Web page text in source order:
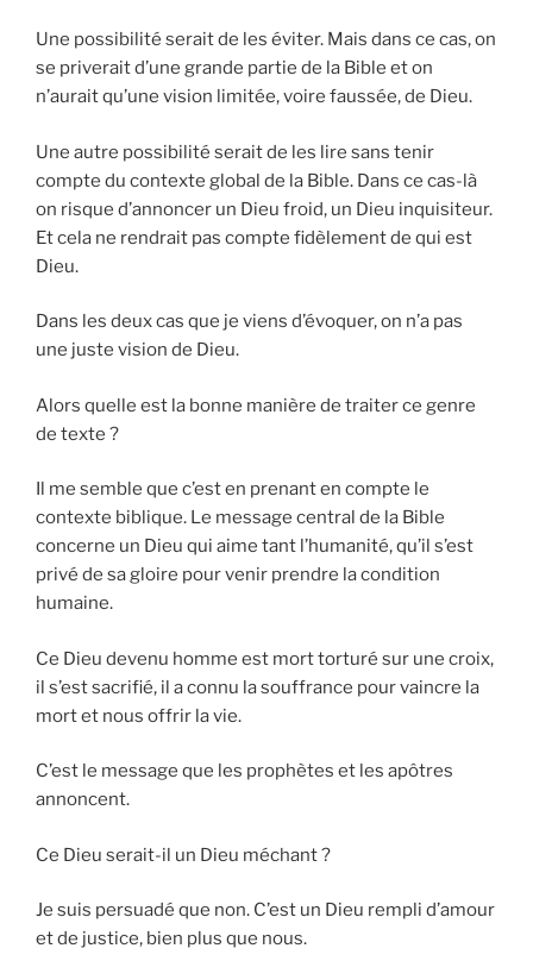
Une possibilité serait de les éviter. Mais dans ce cas, on
se priverait d’une grande partie de la Bible et on
n’aurait qu’une vision limitée, voire faussée, de Dieu.
Une autre possibilité serait de les lire sans tenir
compte du contexte global de la Bible. Dans ce cas-là
on risque d’annoncer un Dieu froid, un Dieu inquisiteur.
Et cela ne rendrait pas compte fidèlement de qui est
Dieu.
Dans les deux cas que je viens d’évoquer, on n’a pas
une juste vision de Dieu.
Alors quelle est la bonne manière de traiter ce genre
de texte ?
Il me semble que c’est en prenant en compte le
contexte biblique. Le message central de la Bible
concerne un Dieu qui aime tant l’humanité, qu’il s’est
privé de sa gloire pour venir prendre la condition
humaine.
Ce Dieu devenu homme est mort torturé sur une croix,
il s’est sacrifié, il a connu la souffrance pour vaincre la
mort et nous offrir la vie.
C’est le message que les prophètes et les apôtres
annoncent.
Ce Dieu serait-il un Dieu méchant ?
Je suis persuadé que non. C’est un Dieu rempli d’amour
et de justice, bien plus que nous.